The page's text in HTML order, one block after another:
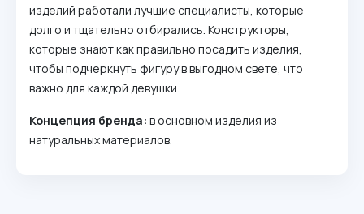
изделий работали лучшие специалисты, которые
долго и тщательно отбирались. Конструкторы,
которые знают как правильно посадить изделия,
чтобы подчеркнуть фигуру в выгодном свете, что
важно для каждой девушки.
Концепция бренда: в основном изделия из
натуральных материалов.